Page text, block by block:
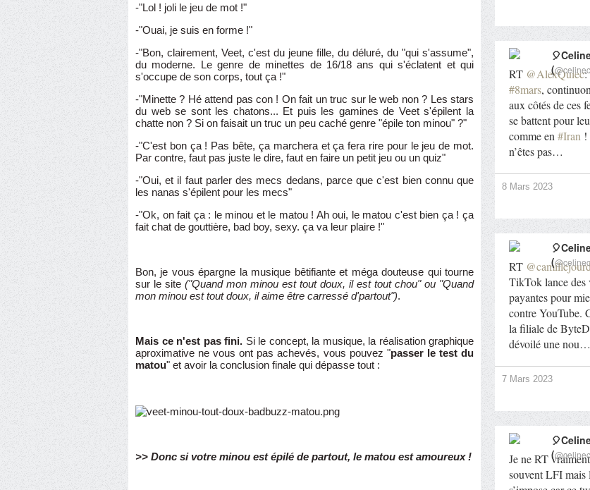
-"Lol ! joli le jeu de mot !"
-"Ouai, je suis en forme !"
-"Bon, clairement, Veet, c'est du jeune fille, du déluré, du "qui s'assume",
du moderne. Le genre de minettes de 16/18 ans qui s'éclatent et qui
s'occupe de son corps, tout ça !"
-"Minette ? Hé attend pas con ! On fait un truc sur le web non ? Les stars
du web se sont les chatons... Et puis les gamines de Veet s'épilent la
chatte non ? Si on faisait un truc un peu caché genre "épile ton minou" ?"
-"C'est bon ça ! Pas bête, ça marchera et ça fera rire pour le jeu de mot.
Par contre, faut pas juste le dire, faut en faire un petit jeu ou un quiz"
-"Oui, et il faut parler des mecs dedans, parce que c'est bien connu que
les nanas s'épilent pour les mecs"
-"Ok, on fait ça : le minou et le matou ! Ah oui, le matou c'est bien ça ! ça
fait chat de gouttière, bad boy, sexy. ça va leur plaire !"
Bon, je vous épargne la musique bêtifiante et méga douteuse qui tourne
sur le site ("Quand mon minou est tout doux, il est tout chou" ou "Quand
mon minou est tout doux, il aime être carressé d'partout").
Mais ce n'est pas fini. Si le concept, la musique, la réalisation graphique
aproximative ne vous ont pas achevés, vous pouvez "passer le test du
matou" et avoir la conclusion finale qui dépasse tout :
>> Donc si votre minou est épilé de partout, le matou est amoureux !
RT @AlexQuiec:
#8mars,
aux côtés de ces
se battent pour
comme en #Iran !
n’êtes pas…
(
8 Mars 2023
RT
TikTok lance des
payantes pour
contre YouTube.
la filiale de
dévoilé une nou…
(
7 Mars 2023
Je ne RT
souvent LFI mais
(